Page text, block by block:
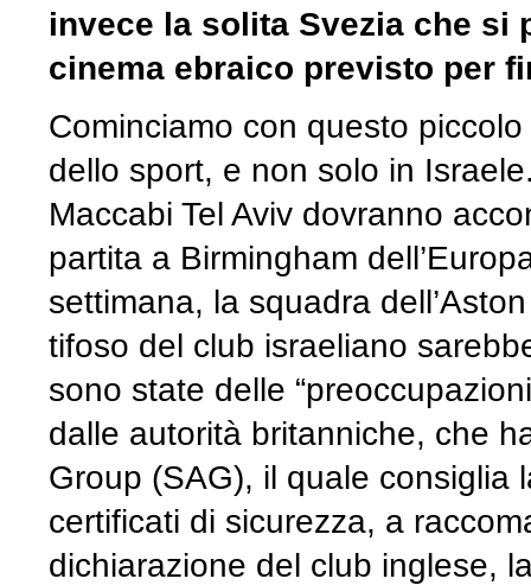
invece la solita Svezia che si
cinema ebraico previsto per
Cominciamo con questo
dello sport, e non solo in
Maccabi Tel Aviv dovranno
partita a Birmingham
settimana, la squadra
tifoso del club israeliano
sono state delle
dalle autorità britanniche, che
Group (SAG), il quale consiglia
certificati di sicurezza, a
dichiarazione del club inglese,